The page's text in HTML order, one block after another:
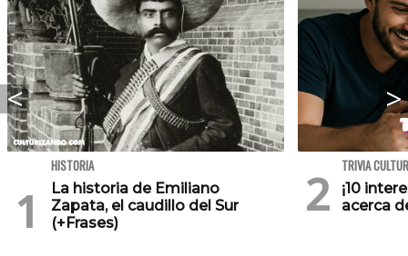
HISTORIA
La historia de Emiliano
Zapata, el caudillo del Sur
(+Frases)
TRIVIA
¡10
acerca